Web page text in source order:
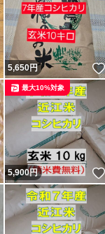
いいね！
5,650円
いいね！
5,900円
最大10%対象